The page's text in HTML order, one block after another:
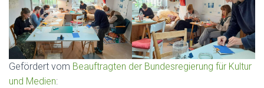
Gefördert vom Beauftragten der Bundesregierung für Kultur
und Medien: